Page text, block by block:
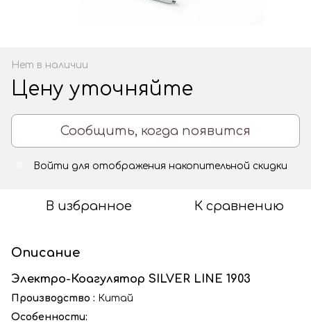
Нет в наличии
Цену уточняйте
Сообщить, когда появится
Войти для отображения накопительной скидки
В избранное К сравнению
Описание
Электро-Коагулятор SILVER LINE 1903
Производство : Китай
Особенности: